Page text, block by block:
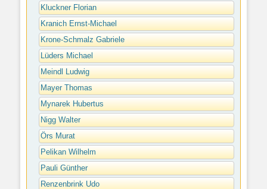
Kluckner Florian
Kranich Ernst-Michael
Krone-Schmalz Gabriele
Lüders Michael
Meindl Ludwig
Mayer Thomas
Mynarek Hubertus
Nigg Walter
Örs Murat
Pelikan Wilhelm
Pauli Günther
Renzenbrink Udo